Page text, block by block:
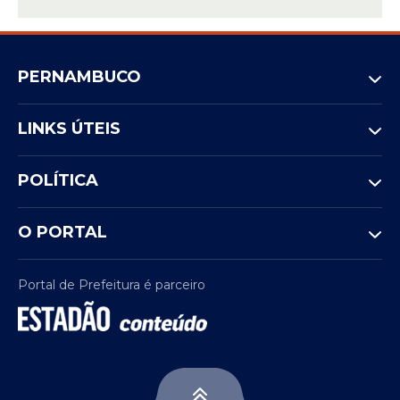
PERNAMBUCO
LINKS ÚTEIS
POLÍTICA
O PORTAL
Portal de Prefeitura é parceiro